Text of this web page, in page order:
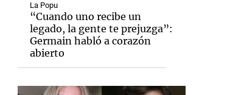
La Popu
“Cuando uno recibe un
legado, la gente te prejuzga”:
Germain habló a corazón
abierto
Notas